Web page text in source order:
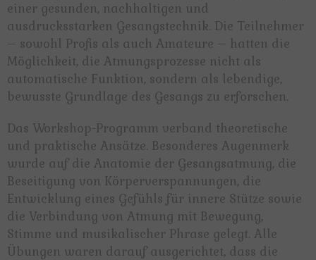
einer gesunden, nachhaltigen und
ausdrucksstarken Gesangstechnik. Die Teilnehmer
– sowohl Profis als auch Amateure – hatten die
Möglichkeit, die Atmungsprozesse nicht als
automatische Funktion, sondern als lebendige,
bewusste Grundlage des Gesangs zu erforschen.
Das Workshop-Programm verband theoretische
und praktische Ansätze. Besonderes Augenmerk
wurde auf die Anatomie der Gesangsatmung, die
Beseitigung von Körperverspannungen, die
Entwicklung eines Gefühls für innere Stütze sowie
die Verbindung von Atmung mit Bewegung,
Stimme und musikalischer Phrase gelegt. Alle
Übungen waren darauf ausgerichtet, dass die